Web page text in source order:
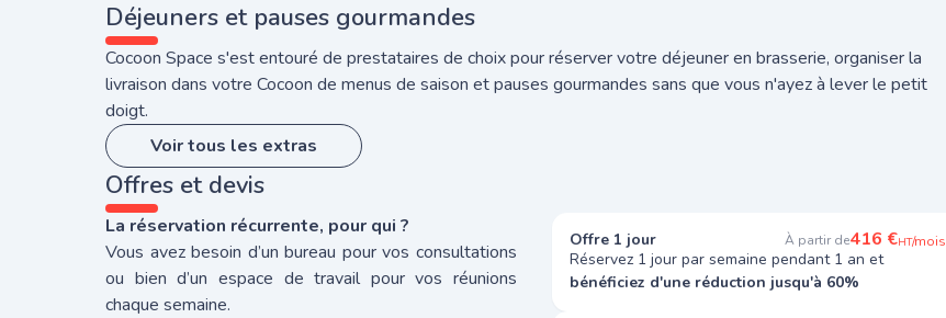
Déjeuners et pauses gourmandes
Cocoon Space s'est entouré de prestataires de choix pour réserver votre déjeuner en brasserie, organiser la
livraison dans votre Cocoon de menus de saison et pauses gourmandes sans que vous n'ayez à lever le petit
doigt.
Voir tous les extras
Offres et devis
La réservation récurrente, pour qui ?
Vous avez besoin d’un bureau pour vos consultations
ou bien d’un espace de travail pour vos réunions
chaque semaine.
Offre 1 jour À partir de416 €HT/mois
Réservez 1 jour par semaine pendant 1 an et
bénéficiez d'une réduction jusqu'à 60%